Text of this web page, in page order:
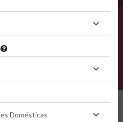
Domésticas